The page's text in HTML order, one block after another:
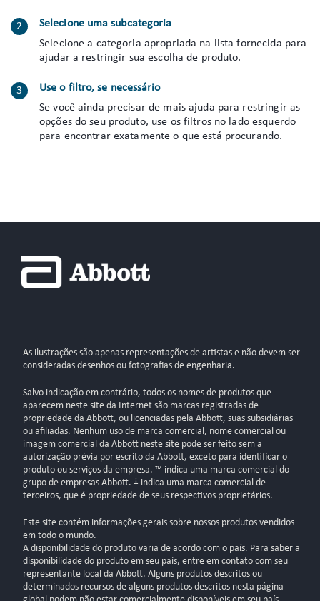
Selecione uma subcategoria
Selecione a categoria apropriada na lista fornecida para
ajudar a restringir sua escolha de produto.
Use o filtro, se necessário
Se você ainda precisar de mais ajuda para restringir as
opções do seu produto, use os filtros no lado esquerdo
para encontrar exatamente o que está procurando.
As ilustrações são apenas representações de artistas e não devem ser
consideradas desenhos ou fotografias de engenharia.
Salvo indicação em contrário, todos os nomes de produtos que
aparecem neste site da Internet são marcas registradas de
propriedade da Abbott, ou licenciadas pela Abbott, suas subsidiárias
ou afiliadas. Nenhum uso de marca comercial, nome comercial ou
imagem comercial da Abbott neste site pode ser feito sem a
autorização prévia por escrito da Abbott, exceto para identificar o
produto ou serviços da empresa. ™ indica uma marca comercial do
grupo de empresas Abbott. ‡ indica uma marca comercial de
terceiros, que é propriedade de seus respectivos proprietários.
Este site contém informações gerais sobre nossos produtos vendidos
em todo o mundo.
A disponibilidade do produto varia de acordo com o país. Para saber a
disponibilidade do produto em seu país, entre em contato com seu
representante local da Abbott. Alguns produtos descritos ou
determinados recursos de alguns produtos descritos nesta página